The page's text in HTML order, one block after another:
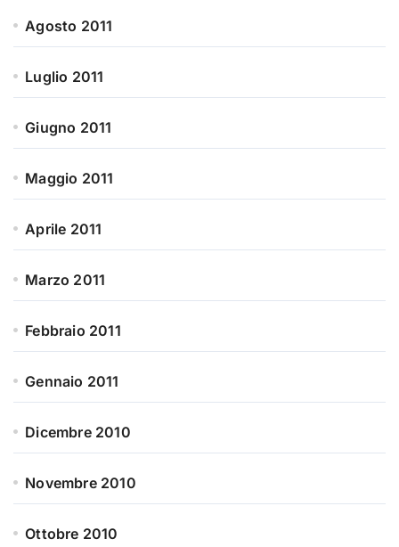
Agosto 2011
Luglio 2011
Giugno 2011
Maggio 2011
Aprile 2011
Marzo 2011
Febbraio 2011
Gennaio 2011
Dicembre 2010
Novembre 2010
Ottobre 2010